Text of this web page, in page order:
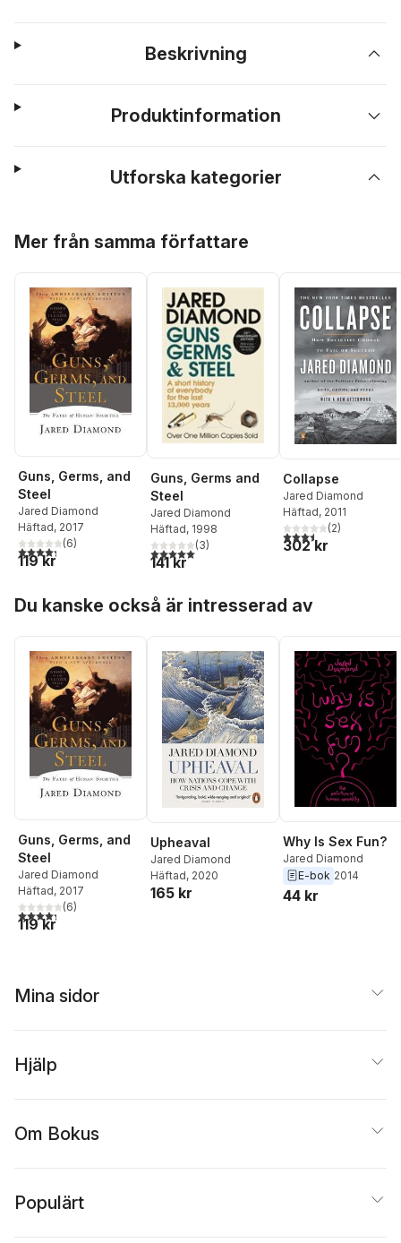
Beskrivning
Produktinformation
Utforska kategorier
Mer från samma författare
Guns, Germs, and
Steel
Jared Diamond
Häftad, 2017
4,3utav 5 stjärnor. Totalt antal röster:
(6)
119 kr
Guns, Germs and
Steel
Jared Diamond
Häftad, 1998
5,0utav 5 stjärnor. Totalt antal röster:
(3)
141 kr
Collapse
Jared Diamond
Häftad, 2011
3,5utav 5 stjärnor.
(2)
302 kr
Du kanske också är intresserad av
Guns, Germs, and
Steel
Jared Diamond
Häftad, 2017
4,3utav 5 stjärnor. Totalt antal röster:
(6)
119 kr
Upheaval
Jared Diamond
Häftad, 2020
165 kr
Why Is Sex Fun?
Jared Diamond
E-bok 2014
44 kr
Mina sidor
Hjälp
Om Bokus
Populärt